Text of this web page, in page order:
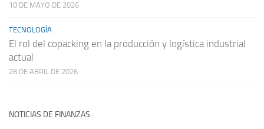
10 DE MAYO DE 2026
TECNOLOGÍA
El rol del copacking en la producción y logística industrial
actual
28 DE ABRIL DE 2026
NOTICIAS DE FINANZAS